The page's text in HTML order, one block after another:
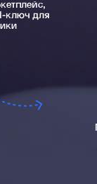
ключ для